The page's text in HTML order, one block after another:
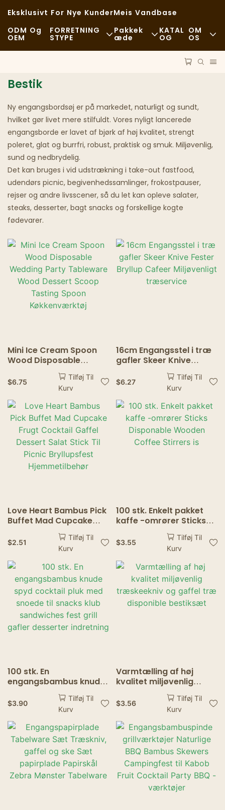
Eksklusivt For Nye KunderMeis Vandbase
ODM Og
OEM
FORRETNING
STYPE
Afslappet
Fine Restauranter
Caféer Og Kaffebarer
Buffet
Food Trucks
Bageri
Fedtet Ske
Spøgelsesrestauranter
Pakkek
Æde
Behandle
Teknologi
KATAL
OG
OM
OS
Nyheder
Sager
FAQS
Blog
Bestik
Ny engangsbordsøj er på markedet, naturligt og sundt,
hvilket gør livet mere stilfuldt. Vores nyligt lancerede
engangsborde er lavet af bjørk af høj kvalitet, strengt
poleret, glat og burrfri, robust, praktisk og smuk. Miljøvenlig,
sund og nedbrydelig.
Det kan bruges i vid udstrækning i take-out fastfood,
udendørs picnic, begivenhedssamlinger, frokostpauser,
rejser og andre livsscener, så du let kan opleve salater,
steaks, desserter, bagt snacks og forskellige kogte
fødevarer.
Mini Ice Cream Spoon
Wood Disposable
Wedding Party
Tableware Wood
Dessert Scoop Tasting
Spoon Køkkenværktøj
$6.75
Tilføj Til
Kurv
16cm Engangsstel i træ
gafler Skeer Knive
Fester Bryllup Cafeer
Miljøvenligt træservice
$6.27
Tilføj Til
Kurv
Love Heart Bambus Pick
Buffet Mad Cupcake
Frugt Cocktail Gaffel
Dessert Salat Stick Til
Picnic Bryllupsfest
Hjemmetilbehør
$2.51
Tilføj Til
Kurv
100 stk. Enkelt pakket
kaffe -omrører Sticks
Disponable Wooden
Coffee Stirrers is
$3.55
Tilføj Til
Kurv
100 stk. En
engangsbambus knude
spyd cocktail pluk med
snoede til snacks klub
sandwiches fest grill
gafler desserter
indretning
$3.90
Tilføj Til
Kurv
Varmtælling af høj
kvalitet miljøvenlig
træskeekniv og gaffel
træ disponible
$3.56
Tilføj Til
Kurv